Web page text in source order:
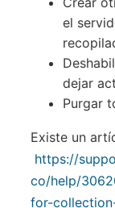
el
dejar
Purgar
Existe un
https://
co/help/
for-